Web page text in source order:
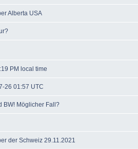
Alberta USA
PM local time
26 01:57 UTC
BW! Möglicher Fall?
der Schweiz 29.11.2021